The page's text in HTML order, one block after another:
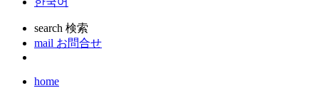
search 検索
mail お問合せ
home